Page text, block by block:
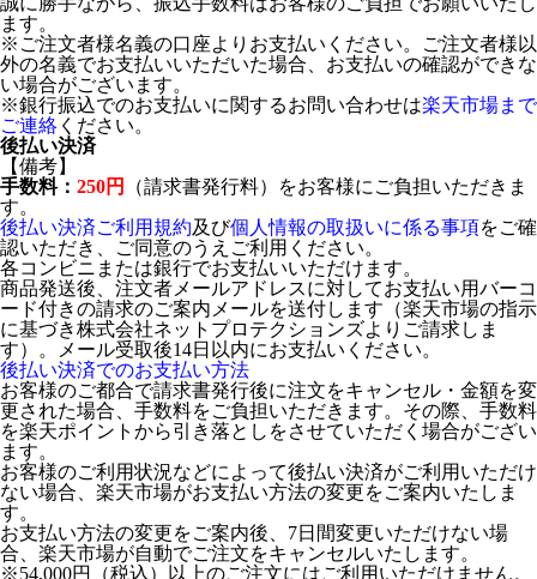
ます。
※ご注文者様名義の口座よりお支払いください。ご注文者様以
外の名義でお支払いいただいた場合、お支払いの確認ができな
い場合がございます。
※銀行振込でのお支払いに関するお問い合わせは楽天市場まで
ご連絡 ください。
後払い決済
【備考】
手数料： 250円
（請求書発行料）をお客様にご負担いただきま
す。
後払い決済ご利用規約及び個人情報の取扱いに係る事項をご確
認いただき、ご同意のうえご利用ください。
各コンビニまたは銀行でお支払いいただけます。
商品発送後、注文者メールアドレスに対してお支払い用バーコ
ード付きの請求のご案内メールを送付します（楽天市場の指示
に基づき株式会社ネットプロテクションズよりご請求しま
す）。メール受取後14日以内にお支払いください。
後払い決済でのお支払い方法
お客様のご都合で請求書発行後に注文をキャンセル・金額を変
更された場合、手数料をご負担いただきます。その際、手数料
を楽天ポイントから引き落としをさせていただく場合がござい
ます。
お客様のご利用状況などによって後払い決済がご利用いただけ
ない場合、楽天市場がお支払い方法の変更をご案内いたしま
す。
お支払い方法の変更をご案内後、7日間変更いただけない場
合、楽天市場が自動でご注文をキャンセルいたします。
※54,000円（税込）以上のご注文にはご利用いただけません。